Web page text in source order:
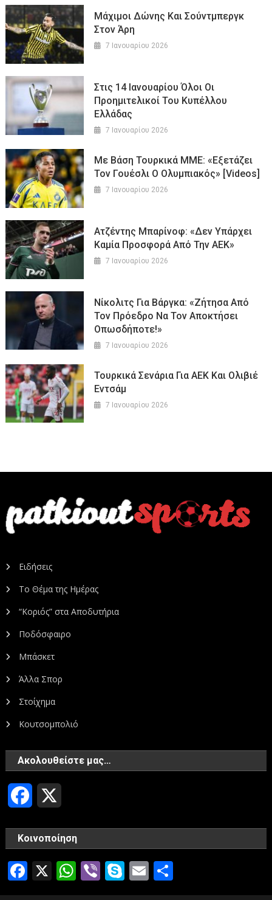
Μάχιμοι Δώνης Και Σούντμπεργκ
Στον Άρη
7 Ιανουαρίου 2026
Στις 14 Ιανουαρίου Όλοι Οι
Προημιτελικοί Του Κυπέλλου
Ελλάδας
7 Ιανουαρίου 2026
Με Βάση Τουρκικά ΜΜΕ: «Εξετάζει
Τον Γουέσλι Ο Ολυμπιακός» [Videos]
7 Ιανουαρίου 2026
Ατζέντης Μπαρίνοφ: «Δεν Υπάρχει
Καμία Προσφορά Από Την ΑΕΚ»
7 Ιανουαρίου 2026
Νίκολιτς Για Βάργκα: «Ζήτησα Από
Τον Πρόεδρο Να Τον Αποκτήσει
Οπωσδήποτε!»
7 Ιανουαρίου 2026
Τουρκικά Σενάρια Για ΑΕΚ Και Oλιβιέ
Εντσάμ
7 Ιανουαρίου 2026
Ειδήσεις
Το Θέμα της Ημέρας
“Κοριός” στα Αποδυτήρια
Ποδόσφαιρο
Μπάσκετ
Άλλα Σπορ
Στοίχημα
Κουτσομπολιό
Ακολουθείστε μας…
Facebook
Κοινοποίηση
Facebook
X WhatsApp
ViberSkype
Email